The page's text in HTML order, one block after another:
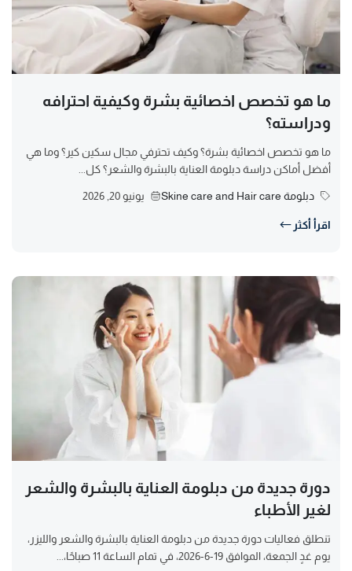
ما هو تخصص اخصائية بشرة وكيفية احترافه
ودراسته؟
ما هو تخصص اخصائية بشرة؟ وكيف تحترفي مجال سكين كير؟ وما هي
أفضل أماكن دراسة دبلومة العناية بالبشرة والشعر؟ كل...
دبلومة Skine care and Hair care يونيو 20, 2026
اقرأ أكثر
دورة جديدة من دبلومة العناية بالبشرة والشعر
لغير الأطباء
تنطلق فعاليات دورة جديدة من دبلومة العناية بالبشرة والشعر والليزر،
يوم غدٍ الجمعة، الموافق 19-6-2026، في تمام الساعة 11 صباحًا،...